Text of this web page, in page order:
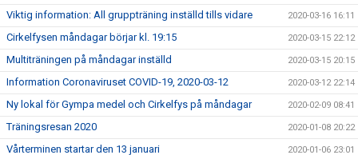
Viktig information: All gruppträning inställd tills vidare 2020-03-16 16:11
Cirkelfysen måndagar börjar kl. 19:15 2020-03-15 22:12
Multiträningen på måndagar inställd 2020-03-15 20:15
Information Coronaviruset COVID-19, 2020-03-12 2020-03-12 22:14
Ny lokal för Gympa medel och Cirkelfys på måndagar 2020-02-09 08:41
Träningsresan 2020 2020-01-08 20:22
Vårterminen startar den 13 januari 2020-01-06 23:01